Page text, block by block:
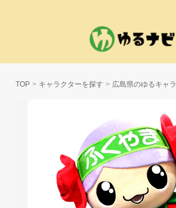
TOP キャラクターを探す 広島県のゆるキャラ